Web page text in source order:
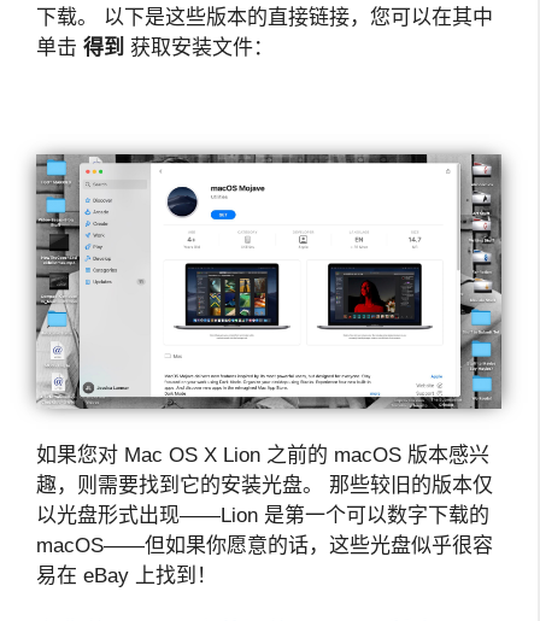
下载。 以下是这些版本的直接链接，您可以在其中
单击 得到 获取安装文件：
如果您对 Mac OS X Lion 之前的 macOS 版本感兴
趣，则需要找到它的安装光盘。 那些较旧的版本仅
以光盘形式出现——Lion 是第一个可以数字下载的
macOS——但如果你愿意的话，这些光盘似乎很容
易在 eBay 上找到！